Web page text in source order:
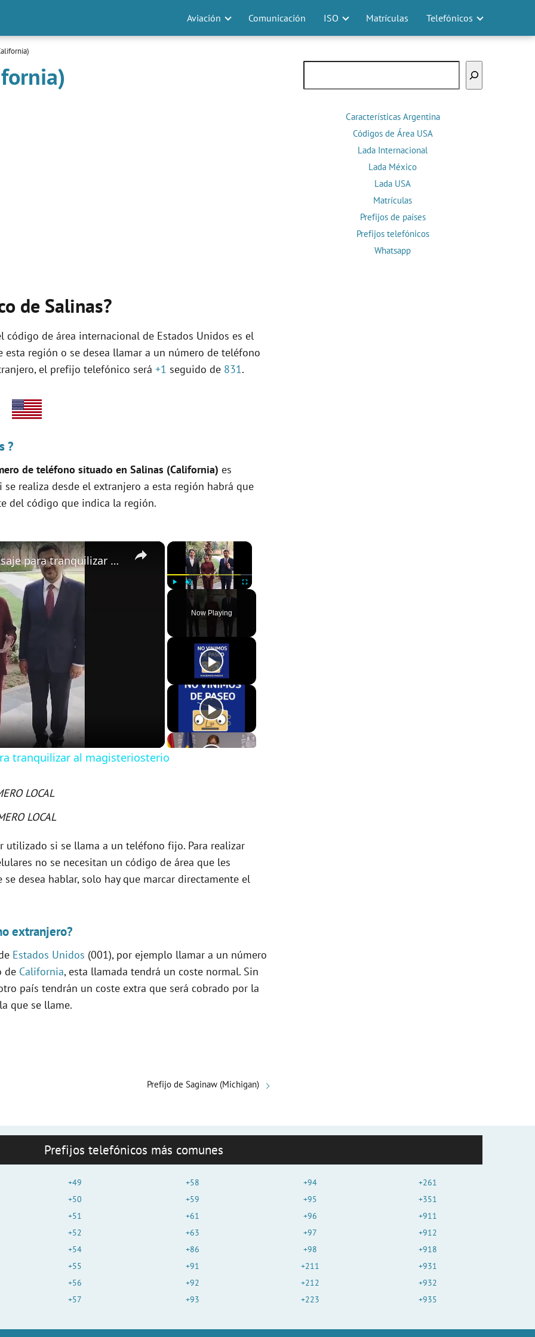
Aviación Comunicación ISO Matrículas Telefónicos
de Salinas?
código de área internacional de Estados Unidos es el
esta región o se desea llamar a un número de teléfono
el prefijo telefónico será +1 seguido de 831.
?
de teléfono situado en Salinas (California) es
realiza desde el extranjero a esta región habrá que
del código que indica la región.
×
Fullscreen
Now Playing
×
SEGOB, ISSSTE y SEP lanzan mensaje para tranquilizar al magisteriosterio
tranquilizar al magisteriosterio
LOCAL
LOCAL
si se llama a un teléfono fijo. Para realizar
no se necesitan un código de área que les
desea hablar, solo hay que marcar directamente el
extranjero?
Estados Unidos (001), por ejemplo llamar a un número
de California, esta llamada tendrá un coste normal. Sin
país tendrán un coste extra que será cobrado por la
que se llame.
Prefijo de Saginaw (Michigan)
Características Argentina
Códigos de Área USA
Lada Internacional
Lada México
Lada USA
Matrículas
Prefijos de países
Prefijos telefónicos
Whatsapp
Prefijos telefónicos más comunes
+49
+50
+51
+52
+54
+55
+56
+57
+58
+59
+61
+63
+86
+91
+92
+93
+94
+95
+96
+97
+98
+211
+212
+223
+261
+351
+911
+912
+918
+931
+932
+935